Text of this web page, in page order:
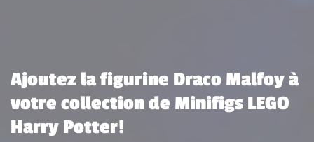
Ajoutez la figurine Draco Malfoy à
votre collection de Minifigs LEGO
Harry Potter!